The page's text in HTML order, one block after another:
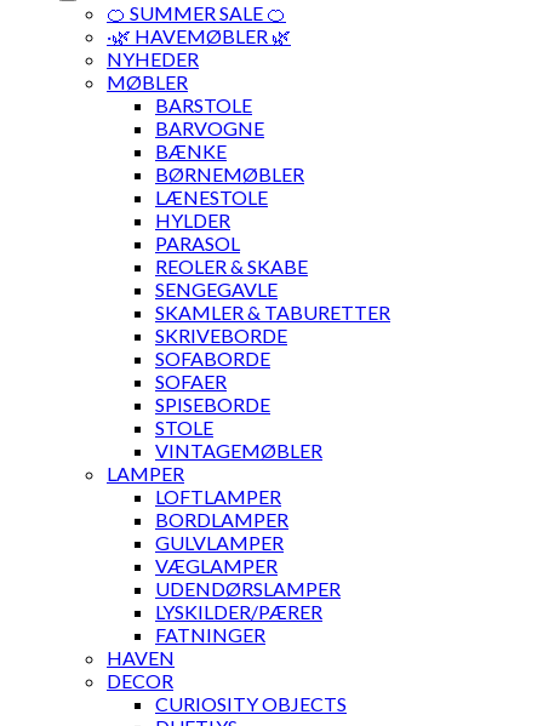
🍊 SUMMER SALE 🍊
·🌿 HAVEMØBLER 🌿
NYHEDER
MØBLER
BARSTOLE
BARVOGNE
BÆNKE
BØRNEMØBLER
LÆNESTOLE
HYLDER
PARASOL
REOLER & SKABE
SENGEGAVLE
SKAMLER & TABURETTER
SKRIVEBORDE
SOFABORDE
SOFAER
SPISEBORDE
STOLE
VINTAGEMØBLER
LAMPER
LOFTLAMPER
BORDLAMPER
GULVLAMPER
VÆGLAMPER
UDENDØRSLAMPER
LYSKILDER/PÆRER
FATNINGER
HAVEN
DECOR
CURIOSITY OBJECTS